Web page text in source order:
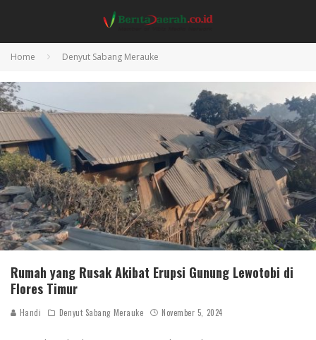
Home Denyut Sabang Merauke
Rumah yang Rusak Akibat Erupsi Gunung Lewotobi di
Flores Timur
Handi Denyut Sabang Merauke November 5, 2024